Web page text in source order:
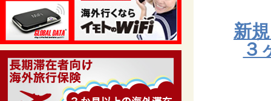
新
３